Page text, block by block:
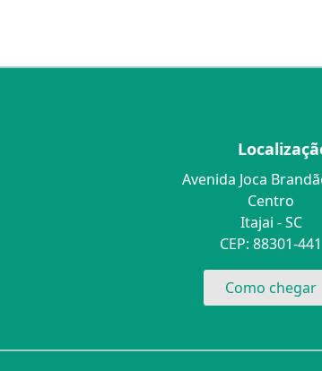
Avenida Joca
Centro
Itajai - SC
CEP: 88301-441
Como chegar